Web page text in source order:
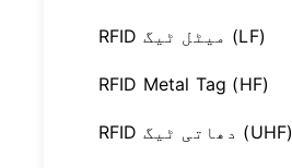
RFID میٹل ٹیگ (LF)
RFID Metal Tag (HF)
RFID دھاتی ٹیگ (UHF)